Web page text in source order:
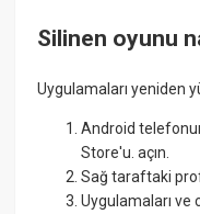
Silinen oyunu
Uygulamaları yeniden
Android
Store'u. açın.
Sağ taraftaki
Uygulamaları ve